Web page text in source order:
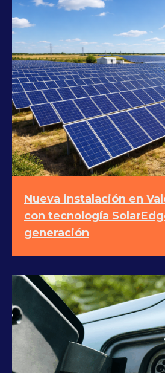
Nueva instalación en
con tecnología
generación